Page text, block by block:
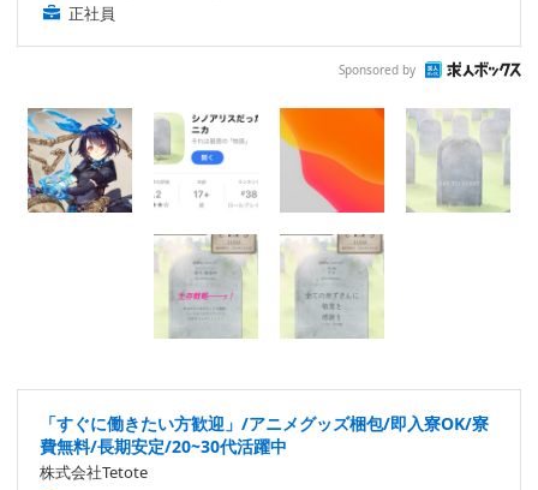
正社員
Sponsored by
「すぐに働きたい方歓迎」/アニメグッズ梱包/即入寮OK/寮
費無料/長期安定/20~30代活躍中
株式会社Tetote